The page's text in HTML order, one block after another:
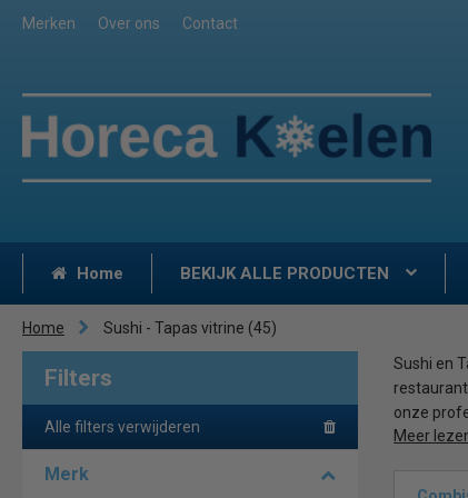
Merken Over ons Contact
Home BEKIJK ALLE PRODUCTEN
Home Sushi - Tapas vitrine (45)
Filters
Alle filters verwijderen
Merk
Sushi en
onze
Meer